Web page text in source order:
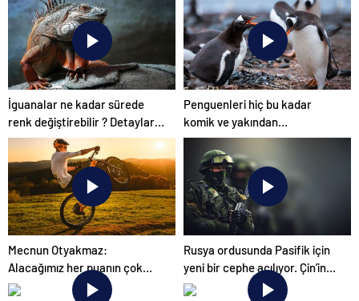
UETDS Nedir ? Uetds.com
İle Akıllı Dijital Taşımacılık
Yazılımı
İguanalar ne kadar sürede
renk değiştirebilir ? Detaylar
burada…
Penguenleri hiç bu kadar
komik ve yakından
görmemiştiniz
Mecnun Otyakmaz:
Alacağımız her puanın çok
önemi var
Rusya ordusunda Pasifik için
yeni bir cephe açılıyor. Çin’in
ilk tepkisi!